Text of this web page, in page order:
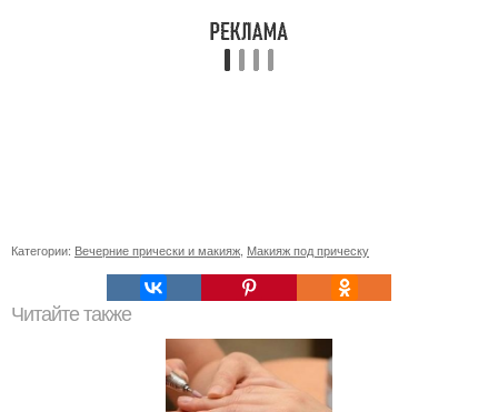
Категории: Вечерние прически и макияж Макияж под прическу
Читайте также